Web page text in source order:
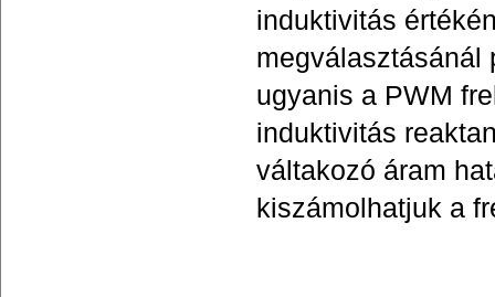
induktivitás
megválasztásánál
ugyanis a PWM
induktivitás
váltakozó áram
kiszámolhatjuk a